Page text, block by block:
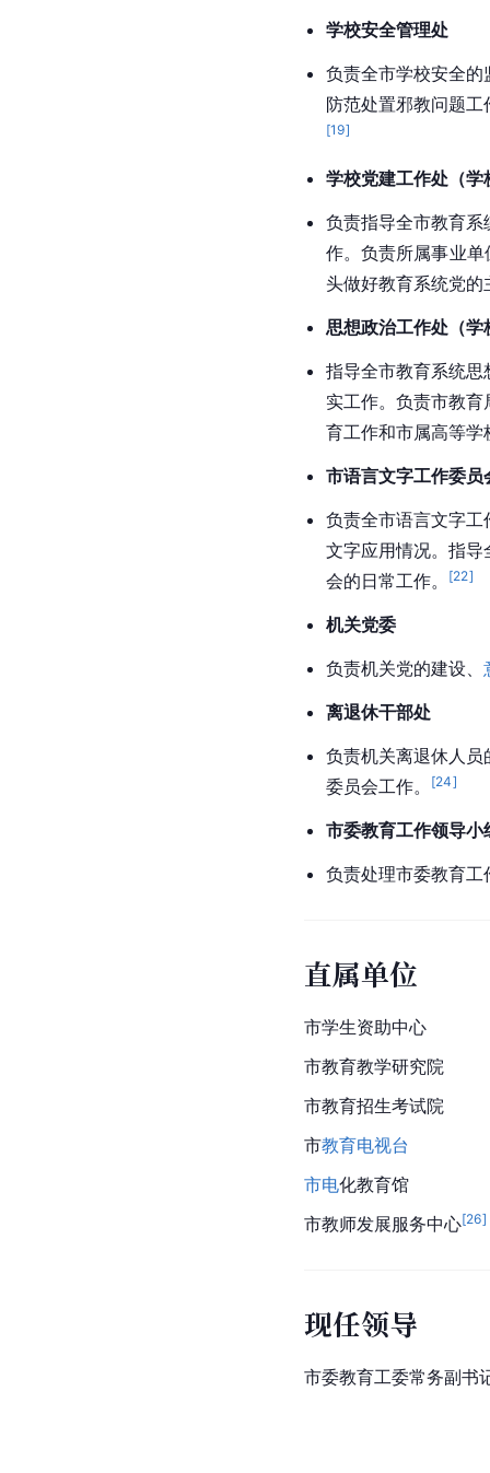
学校安全管理处
负责全市学校安全
防范处置邪教问题
[19]
学校党建工作处（学
负责指导全市教育
作。负责所属事业
头做好教育系统党
思想政治工作处（学
指导全市教育系统
实工作。负责市教
育工作和市属高等
市语言文字工作委员
负责全市语言文字
文字应用情况。指
会的日常工作。
[22]
机关党委
负责机关党的建设、
离退休干部处
负责机关离退休人
委员会工作。
[24]
市委教育工作领导小
负责处理市委教育
直属单位
市学生资助中心
市教育教学研究院
市教育招生考试院
市教育电视台
市电化教育馆
市教师发展服务中心[26]
现任领导
市委教育工委常务副书